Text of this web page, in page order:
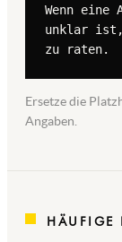
Wenn
unklar ist,
zu raten.
Ersetze die
Angaben.
HÄUFIGE